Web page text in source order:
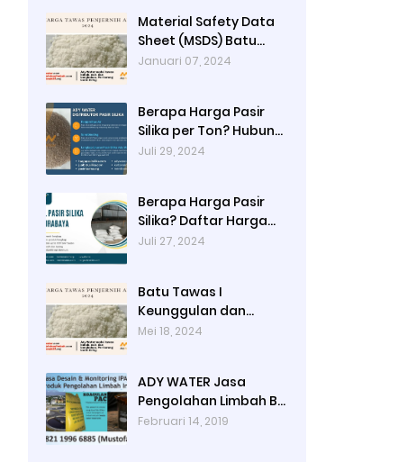
Material Safety Data
Sheet (MSDS) Batu
Tawas
Januari 07, 2024
Berapa Harga Pasir
Silika per Ton? Hubungi
Ady Water
Juli 29, 2024
Berapa Harga Pasir
Silika? Daftar Harga
Terbaru 2024 di Ady
Juli 27, 2024
Batu Tawas I
Keunggulan dan
Alamat Pembelian di
Mei 18, 2024
ADY WATER Jasa
Pengolahan Limbah B3
Pengolahan Limbah
Februari 14, 2019